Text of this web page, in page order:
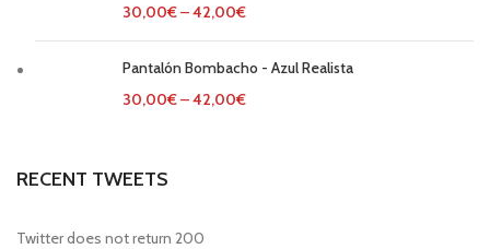
30,00€–42,00€
Pantalón Bombacho - Azul Realista
30,00€–42,00€
RECENT TWEETS
Twitter does not return 200